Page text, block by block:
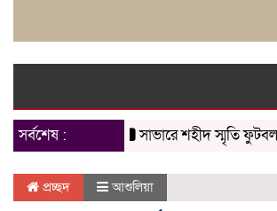
সর্বশেষ :
সাভারে শহীদ স্মৃতি ফুটবল
প্রচ্ছদ আশুলিয়া